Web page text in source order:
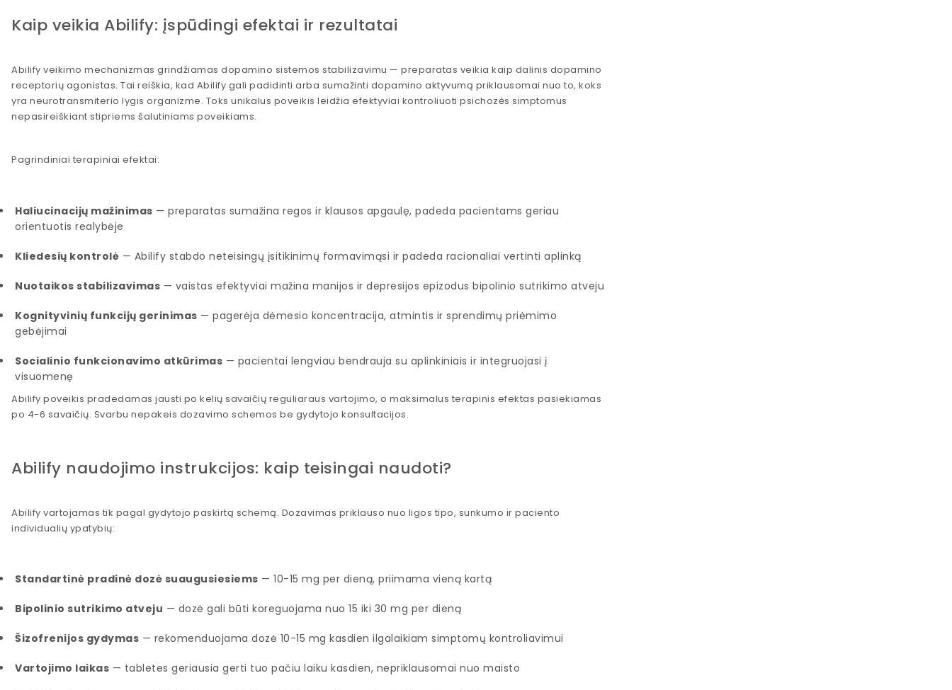
Kaip veikia Abilify: įspūdingi efektai ir rezultatai
Abilify veikimo mechanizmas grindžiamas dopamino sistemos stabilizavimu — preparatas veikia kaip dalinis dopamino
receptorių agonistas. Tai reiškia, kad Abilify gali padidinti arba sumažinti dopamino aktyvumą priklausomai nuo to, koks
yra neurotransmiterio lygis organizme. Toks unikalus poveikis leidžia efektyviai kontroliuoti psichozės simptomus
nepasireiškiant stipriems šalutiniams poveikiams.
Pagrindiniai terapiniai efektai:
Haliucinacijų mažinimas — preparatas sumažina regos ir klausos apgaulę, padeda pacientams geriau
orientuotis realybėje
Kliedesių kontrolė — Abilify stabdo neteisingų įsitikinimų formavimąsi ir padeda racionaliai vertinti aplinką
Nuotaikos stabilizavimas — vaistas efektyviai mažina manijos ir depresijos epizodus bipolinio sutrikimo atveju
Kognityvinių funkcijų gerinimas — pagerėja dėmesio koncentracija, atmintis ir sprendimų priėmimo
gebėjimai
Socialinio funkcionavimo atkūrimas — pacientai lengviau bendrauja su aplinkiniais ir integruojasi į
visuomenę
Abilify poveikis pradedamas jausti po kelių savaičių reguliaraus vartojimo, o maksimalus terapinis efektas pasiekiamas
po 4-6 savaičių. Svarbu nepakeis dozavimo schemos be gydytojo konsultacijos.
Abilify naudojimo instrukcijos: kaip teisingai naudoti?
Abilify vartojamas tik pagal gydytojo paskirtą schemą. Dozavimas priklauso nuo ligos tipo, sunkumo ir paciento
individualių ypatybių:
Standartinė pradinė dozė suaugusiesiems — 10-15 mg per dieną, priimama vieną kartą
Bipolinio sutrikimo atveju — dozė gali būti koreguojama nuo 15 iki 30 mg per dieną
Šizofrenijos gydymas — rekomenduojama dozė 10-15 mg kasdien ilgalaikiam simptomų kontroliavimui
Vartojimo laikas — tabletes geriausia gerti tuo pačiu laiku kasdien, nepriklausomai nuo maisto